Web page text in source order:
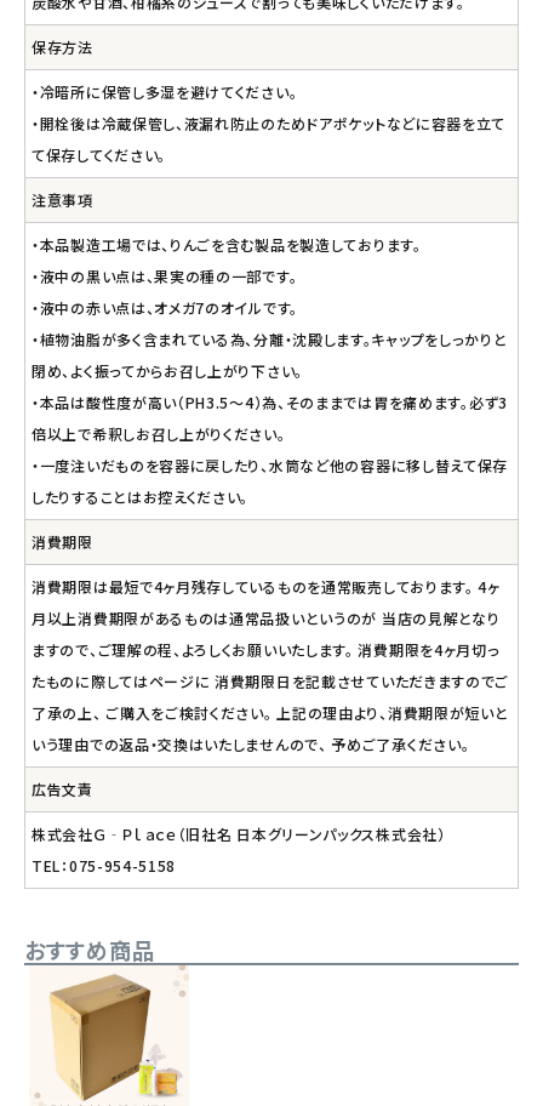
保存方法
・冷暗所に保管し多湿を避けてください。
・開栓後は冷蔵保管し、液漏れ防止のためドアポケットなどに容器を立て
て保存してください。
注意事項
・本品製造工場では、りんごを含む製品を製造しております。
・液中の黒い点は、果実の種の一部です。
・液中の赤い点は、オメガ7のオイルです。
・植物油脂が多く含まれている為、分離・沈殿します。キャップをしっかりと
閉め、よく振ってからお召し上がり下さい。
・本品は酸性度が高い（PH3.5～4）為、そのままでは胃を痛めます。必ず3
倍以上で希釈しお召し上がりください。
・一度注いだものを容器に戻したり、水筒など他の容器に移し替えて保存
したりすることはお控えください。
消費期限
消費期限は最短で4ヶ月残存しているものを通常販売しております。 4ヶ
月以上消費期限があるものは通常品扱いというのが 当店の見解となり
ますので、ご理解の程、よろしくお願いいたします。 消費期限を4ヶ月切っ
たものに際してはページに 消費期限日を記載させていただきますのでご
了承の上、 ご購入をご検討ください。 上記の理由より、消費期限が短いと
いう理由での返品・交換はいたしませんので、 予めご了承ください。
広告文責
株式会社Ｇ‐Ｐｌａｃｅ（旧社名 日本グリーンパックス株式会社）
TEL：075-954-5158
おすすめ商品